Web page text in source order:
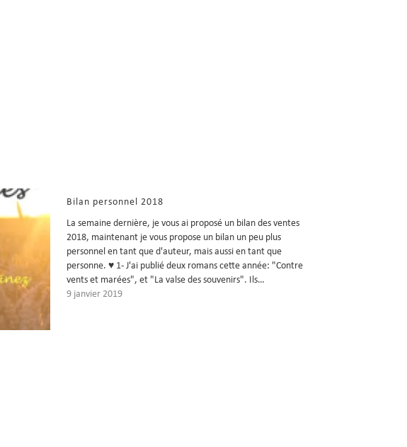
Bilan personnel 2018
La semaine dernière, je vous ai proposé un bilan des ventes
2018, maintenant je vous propose un bilan un peu plus
personnel en tant que d'auteur, mais aussi en tant que
personne. ♥ 1- J'ai publié deux romans cette année: "Contre
vents et marées", et "La valse des souvenirs". Ils…
9 janvier 2019